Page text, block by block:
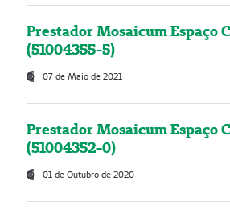
Prestador Mosaicum Espaço
(51004355-5)
07 de Maio de 2021
Prestador Mosaicum Espaço
(51004352-0)
01 de Outubro de 2020